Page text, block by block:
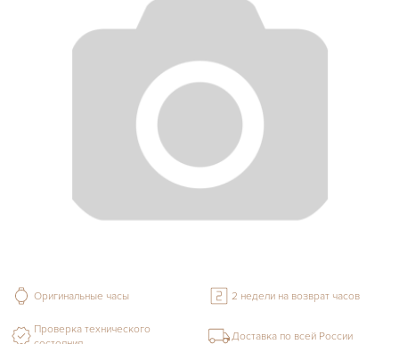
Оригинальные часы 2 недели на возврат часов
Проверка технического
Доставка по всей России